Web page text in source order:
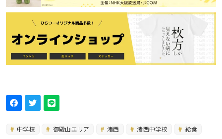
中学校 御殿山エリア 渚西 渚西中学校 給食